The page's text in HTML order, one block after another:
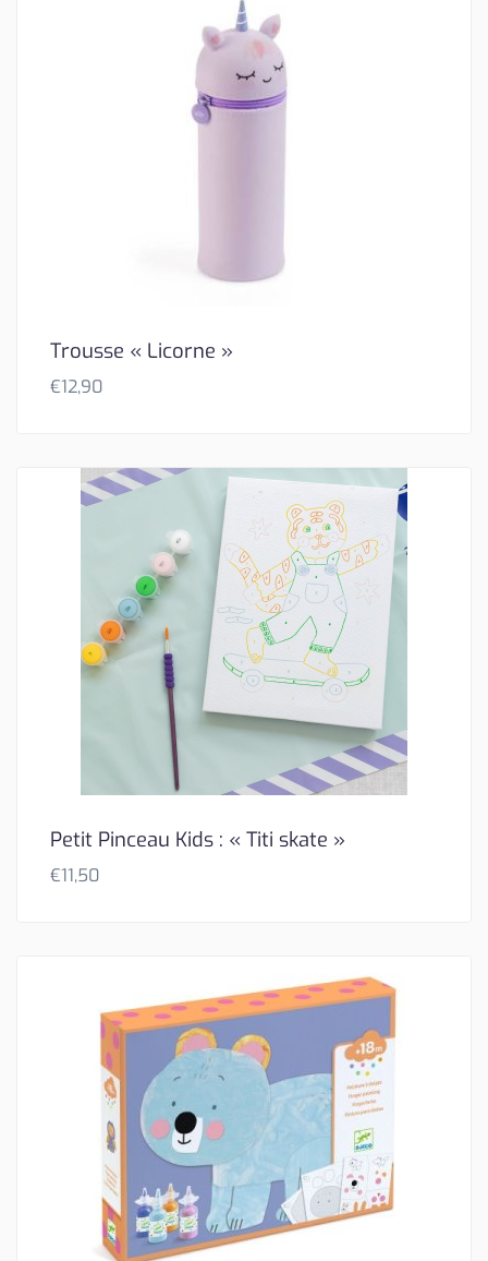
Trousse « Licorne »
€12,90
Petit Pinceau Kids : « Titi skate »
€11,50